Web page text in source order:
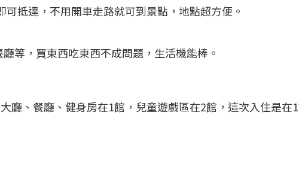
抵達，不用開車走路就可到景點，地點超方便。
等，買東西吃東西不成問題，生活機能棒。
廳、餐廳、健身房在1館，兒童遊戲區在2館，這次入住是在